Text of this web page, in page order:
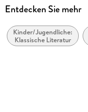
Autor/Autorin
Übersetzung
Cäcilie Heinig
Entdecken Sie mehr
Kinder/Jugendliche:
Klassische Literatur